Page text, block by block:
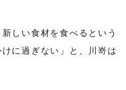
しい食材を食べるという
に過ぎない」と、川嵜は